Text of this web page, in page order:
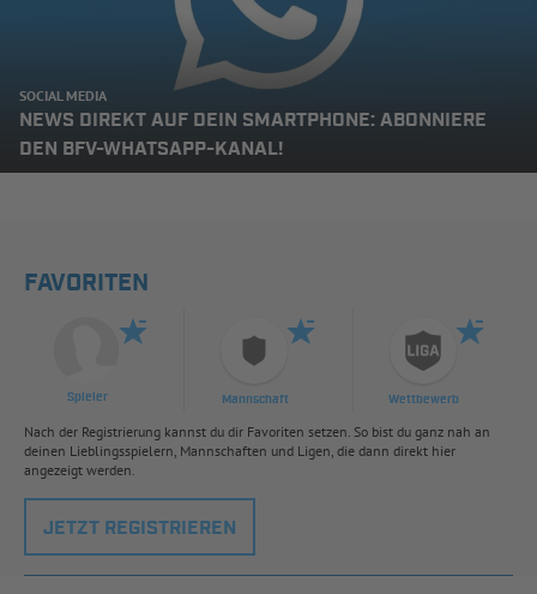
SOCIAL MEDIA
NEWS DIREKT AUF DEIN SMARTPHONE: ABONNIERE
DEN BFV-WHATSAPP-KANAL!
FAVORITEN
Spieler Mannschaft Wettbewerb
Nach der Registrierung kannst du dir Favoriten setzen. So bist du ganz nah an
deinen Lieblingsspielern, Mannschaften und Ligen, die dann direkt hier
angezeigt werden.
JETZT REGISTRIEREN